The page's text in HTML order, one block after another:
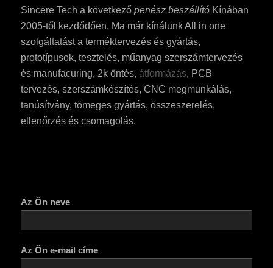
Sincere Tech a következő penész beszállítóKínában
2005-től kezdődően. Ma már kínálunk All in one
szolgáltatást a terméktervezés és gyártás,
prototípusok, tesztelés, műanyag szerszámtervezés
és manufacuring, 2k öntés, átformázás, PCB
tervezés, szerszámkészítés, CNC megmunkálás,
tanúsítvány, tömeges gyártás, összeszerelés,
ellenőrzés és csomagolás.
Az Ön neve
Az Ön e-mail címe